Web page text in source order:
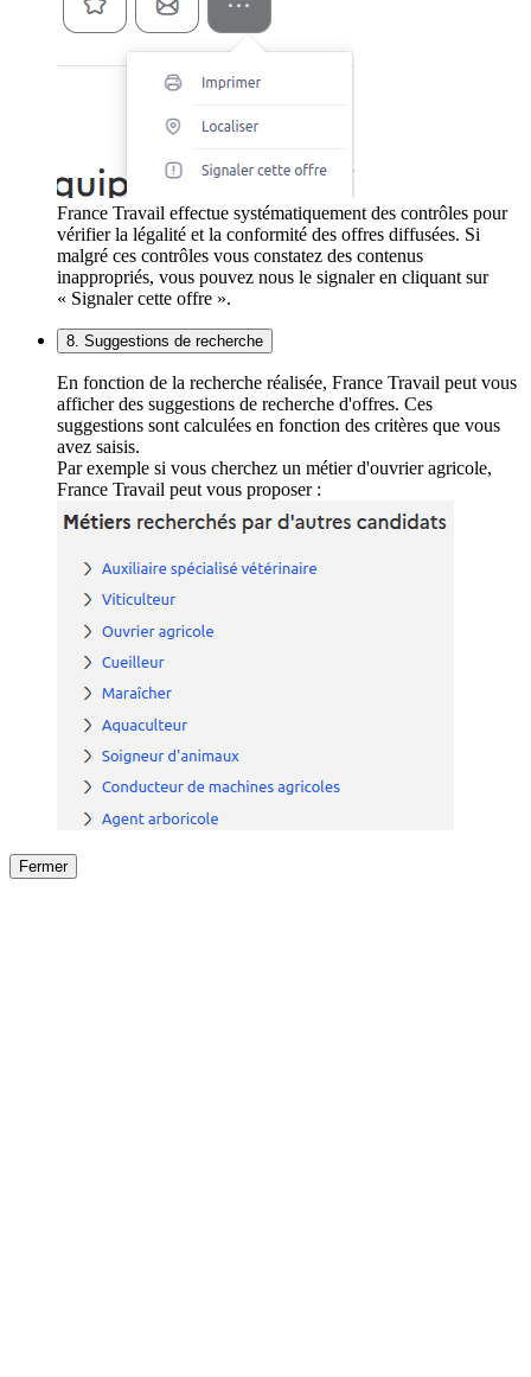
France Travail effectue systématiquement des contrôles pour
vérifier la légalité et la conformité des offres diffusées. Si
malgré ces contrôles vous constatez des contenus
inappropriés, vous pouvez nous le signaler en cliquant sur
« Signaler cette offre ».
8. Suggestions de recherche
En fonction de la recherche réalisée, France Travail peut vous
afficher des suggestions de recherche d'offres. Ces
suggestions sont calculées en fonction des critères que vous
avez saisis.
Par exemple si vous cherchez un métier d'ouvrier agricole,
France Travail peut vous proposer :
Fermer